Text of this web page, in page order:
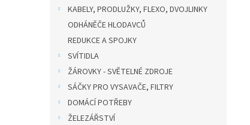
KABELY, PRODLUŽKY, FLEXO, DVOJLINKY
ODHÁNĚČE HLODAVCŮ
REDUKCE A SPOJKY
SVÍTIDLA
ŽÁROVKY - SVĚTELNÉ ZDROJE
SÁČKY PRO VYSAVAČE, FILTRY
DOMÁCÍ POTŘEBY
ŽELEZÁŘSTVÍ